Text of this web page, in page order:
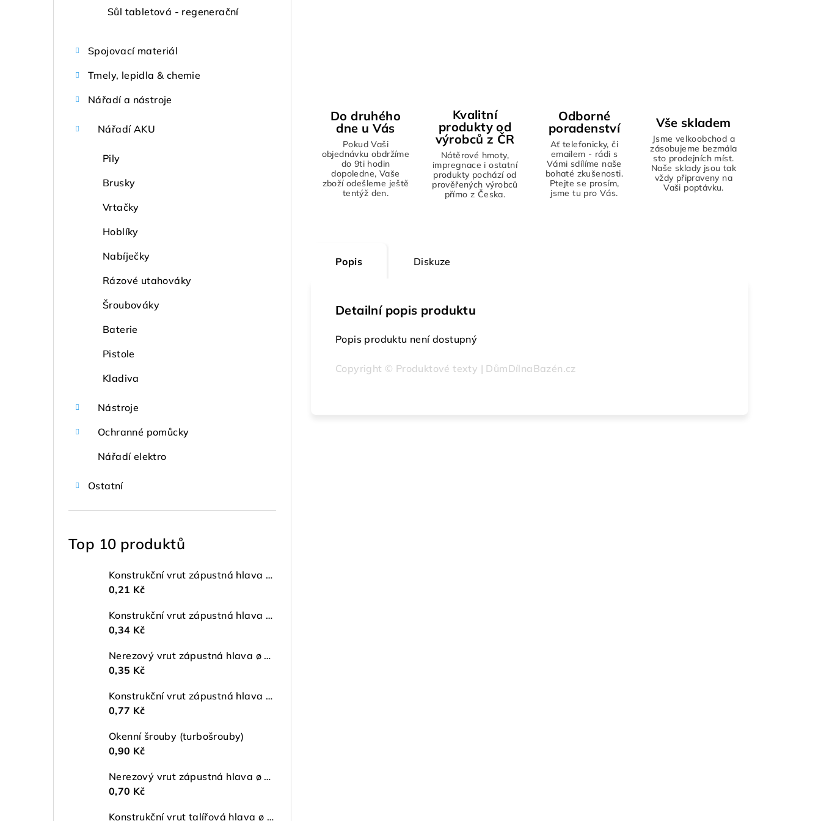
Sůl tabletová - regenerační
Spojovací materiál
Tmely, lepidla & chemie
Nářadí a nástroje
Nářadí AKU
Pily
Brusky
Vrtačky
Hoblíky
Nabíječky
Rázové utahováky
Šroubováky
Baterie
Pistole
Kladiva
Nástroje
Ochranné pomůcky
Nářadí elektro
Ostatní
Top 10 produktů
Konstrukční vrut zápustná hlava ø 4 TX20 ZŽ
0,21 Kč
Konstrukční vrut zápustná hlava ø 5 TX25 ZŽ
0,34 Kč
Nerezový vrut zápustná hlava ø 4 mm TORX A2
0,35 Kč
Konstrukční vrut zápustná hlava ø 6 TX30 ZŽ
0,77 Kč
Okenní šrouby (turbošrouby)
0,90 Kč
Nerezový vrut zápustná hlava ø 5 mm TORX A2
0,70 Kč
Konstrukční vrut talířová hlava ø 5 TX25 ZŽ
Do druhého
dne u Vás
Pokud Vaši
objednávku obdržíme
do 9ti hodin
dopoledne, Vaše
zboží odešleme ještě
tentýž den.
Kvalitní
produkty od
výrobců z ČR
Nátěrové hmoty,
impregnace i ostatní
produkty pochází od
prověřených výrobců
přímo z Česka.
Odborné
poradenství
Ať telefonicky, či
emailem - rádi s
Vámi sdílíme naše
bohaté zkušenosti.
Ptejte se prosím,
jsme tu pro Vás.
Vše skladem
Jsme velkoobchod a
zásobujeme bezmála
sto prodejních míst.
Naše sklady jsou tak
vždy připraveny na
Vaši poptávku.
Popis Diskuze
Detailní popis produktu
Popis produktu není dostupný
Copyright © Produktové texty | DůmDílnaBazén.cz